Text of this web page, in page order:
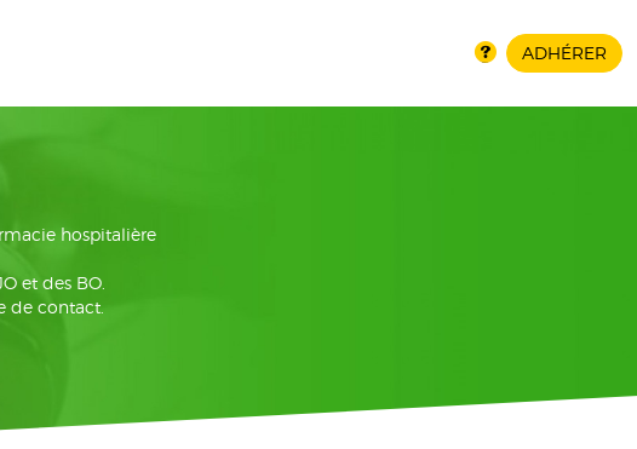
ADHÉRER
hospitalière
et des BO.
de contact.